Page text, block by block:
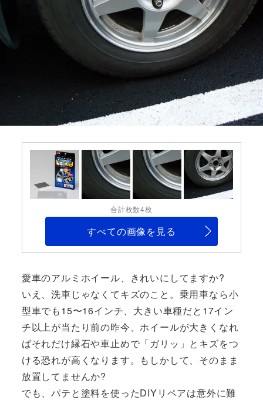
合計枚数4枚
すべての画像を見る
愛車のアルミホイール、きれいにしてますか?
いえ、洗車じゃなくてキズのこと。乗用車なら小
型車でも15〜16インチ、大きい車種だと17イン
チ以上が当たり前の昨今、ホイールが大きくなれ
ばそれだけ縁石や車止めで「ガリッ」とキズをつ
ける恐れが高くなります。もしかして、そのまま
放置してませんか?
でも、パテと塗料を使ったDIYリペアは意外に難